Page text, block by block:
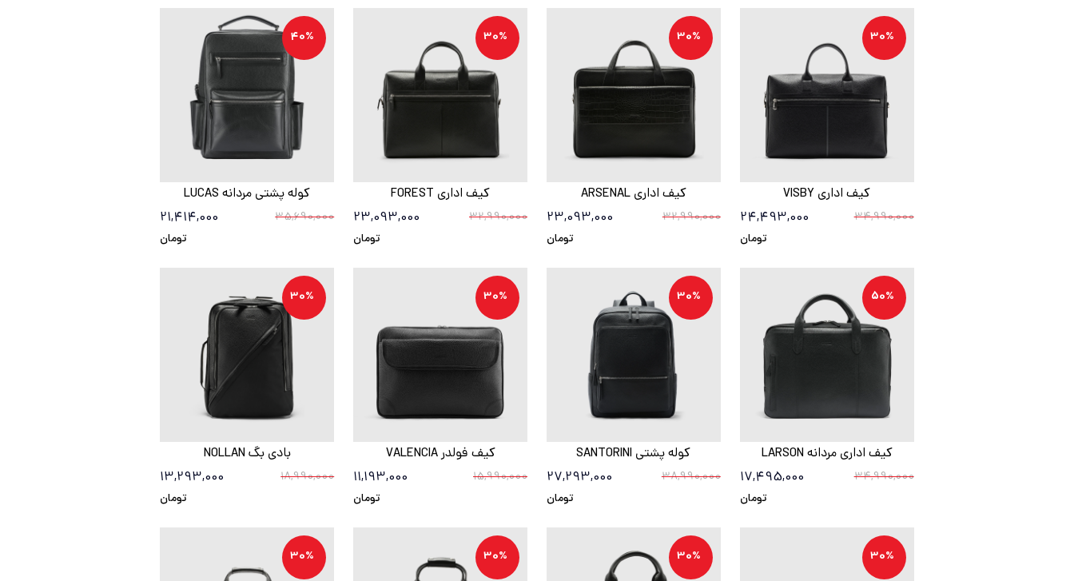
30%
کیف اداری VISBY
34,990,000
24,493,000
تومان
30%
کیف اداری ARSENAL
32,990,000
23,093,000
تومان
30%
کیف اداری FOREST
32,990,000
23,093,000
تومان
40%
کوله پشتی مردانه LUCAS
35,690,000
21,414,000
تومان
50%
کیف اداری مردانه LARSON
34,990,000
17,495,000
تومان
30%
کوله پشتی SANTORINI
38,990,000
27,293,000
تومان
30%
کیف فولدر VALENCIA
15,990,000
11,193,000
تومان
30%
بادی بگ NOLLAN
18,990,000
13,293,000
تومان
30%
30%
30%
30%